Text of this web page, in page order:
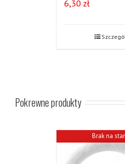
6,30 zł
Pokrewne produkty
Brak na